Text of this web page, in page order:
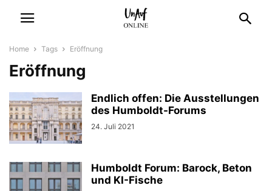
Home Tags Eröffnung
Eröffnung
Endlich offen: Die Ausstellungen
des Humboldt-Forums
24. Juli 2021
Humboldt Forum: Barock, Beton
und KI-Fische